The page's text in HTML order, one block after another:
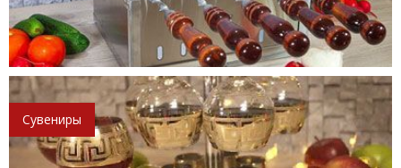
Сувениры